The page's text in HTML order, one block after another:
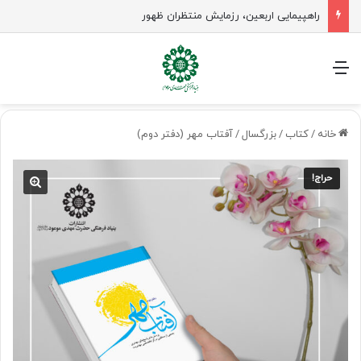
راهپیمایی اربعین، رزمایش منتظران ظهور
منو
خانه /کتاب /بزرگسال/آفتاب مهر (دفتر دوم)
حراج!